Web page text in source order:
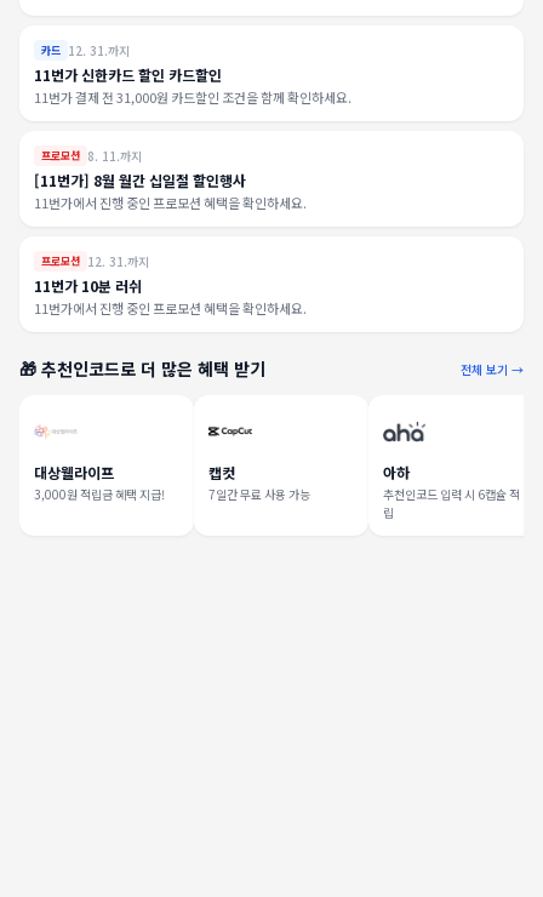
카드 12. 31.까지
11번가 신한카드 할인 카드할인
11번가 결제 전 31,000원 카드할인 조건을 함께 확인하세요.
프로모션 8. 11.까지
[11번가] 8월 월간 십일절 할인행사
11번가에서 진행 중인 프로모션 혜택을 확인하세요.
프로모션 12. 31.까지
11번가 10분 러쉬
11번가에서 진행 중인 프로모션 혜택을 확인하세요.
🎁 추천인코드로 더 많은 혜택 받기 전체 보기 →
대상웰라이프
3,000원 적립금 혜택 지급!
캡컷
7일간 무료 사용 가능
아하
추천인코드 입력 시 6캡슐 적
립